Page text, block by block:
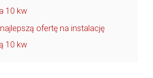
10 kw
ofertę na instalację
10 kw